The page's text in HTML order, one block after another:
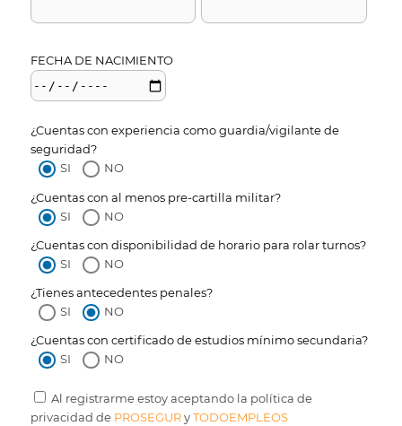
FECHA DE NACIMIENTO
¿Cuentas con experiencia como guardia/vigilante de
seguridad?
SI
NO
¿Cuentas con al menos pre-cartilla militar?
SI
NO
¿Cuentas con disponibilidad de horario para rolar turnos?
SI
NO
¿Tienes antecedentes penales?
SI
NO
¿Cuentas con certificado de estudios mínimo secundaria?
SI
NO
Al registrarme estoy aceptando la política de
privacidad de PROSEGURyTODOEMPLEOS